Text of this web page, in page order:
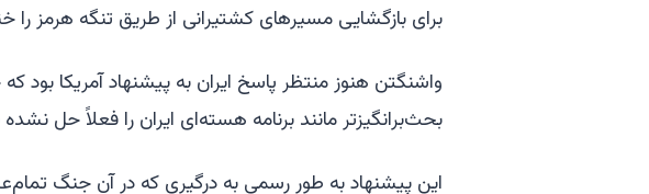
برای بازگشایی مسیرهای کشتیرانی از طریق تنگه هرمز را
واشنگتن هنوز منتظر پاسخ ایران به پیشنهاد آمریکا بود
بحث‌برانگیزتر مانند برنامه هسته‌ای ایران را فعلاً حل